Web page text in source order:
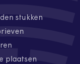
stukken
plaatsen